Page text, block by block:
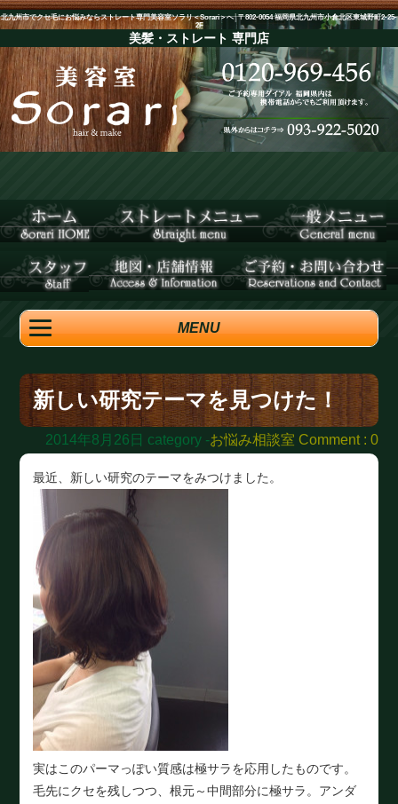
北九州市でクセ毛にお悩みならストレート専門美容室ソラリ＜Sorari＞へ│〒802-0054 福岡県北九州市小倉北区東城野町2-25-
2F
美髪・ストレート 専門店
MENU
新しい研究テーマを見つけた！
2014年8月26日 category -お悩み相談室 Comment : 0
最近、新しい研究のテーマをみつけました。
実はこのパーマっぽい質感は極サラを応用したものです。
毛先にクセを残しつつ、根元～中間部分に極サラ。アンダ